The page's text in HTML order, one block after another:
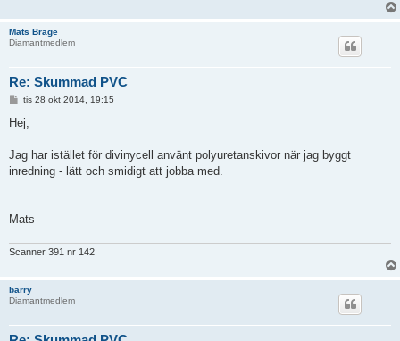
Mats Brage
Diamantmedlem
Re: Skummad PVC
l
ä
g
tis 28 okt 2014, 19:15
Hej,
Jag har istället för divinycell använt polyuretanskivor när jag byggt
inredning - lätt och smidigt att jobba med.
Mats
Scanner 391 nr 142
barry
Diamantmedlem